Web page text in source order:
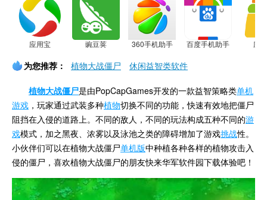
应用宝 豌豆荚 360手机助手 百度手机助手 应
为您推荐： 植物大战僵尸 休闲益智类软件
植物大战僵尸是由PopCapGames开发的一款益智策略类单机
游戏 ，玩家通过武装多种植物切换不同的功能，快速有效地把僵尸
阻挡在入侵的道路上。不同的敌人，不同的玩法构成五种不同的游
戏模式，加之黑夜、浓雾以及泳池之类的障碍增加了游戏挑战性。
小伙伴们可以在植物大战僵尸单机版中种植各种各样的植物攻击入
侵的僵尸，喜欢植物大战僵尸的朋友快来华军软件园下载体验吧！